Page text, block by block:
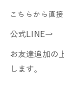
こちらから直
公式LINE→
お友達追加の
します。